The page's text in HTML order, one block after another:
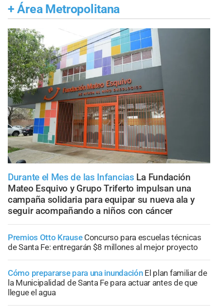
+ Área Metropolitana
Durante el Mes de las Infancias La Fundación
Mateo Esquivo y Grupo Triferto impulsan una
campaña solidaria para equipar su nueva ala y
seguir acompañando a niños con cáncer
Premios Otto Krause Concurso para escuelas técnicas
de Santa Fe: entregarán $8 millones al mejor proyecto
Cómo prepararse para una inundación El plan familiar de
la Municipalidad de Santa Fe para actuar antes de que
llegue el agua